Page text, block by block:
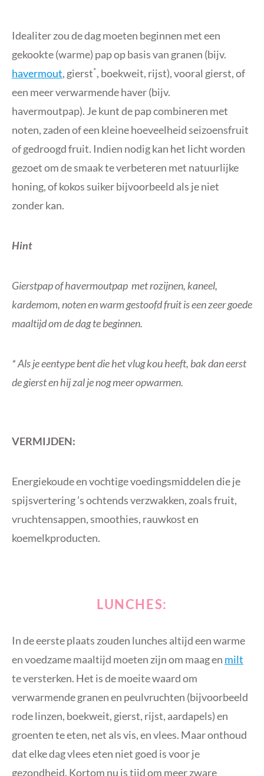
Idealiter zou de dag moeten beginnen met een
gekookte (warme) pap op basis van granen (bijv.
havermout, gierst*, boekweit, rijst), vooral gierst, of
een meer verwarmende haver (bijv.
havermoutpap). Je kunt de pap combineren met
noten, zaden of een kleine hoeveelheid seizoensfruit
of gedroogd fruit. Indien nodig kan het licht worden
gezoet om de smaak te verbeteren met natuurlijke
honing, of kokos suiker bijvoorbeeld als je niet
zonder kan.
Hint
Gierstpap of havermoutpap met rozijnen, kaneel,
kardemom, noten en warm gestoofd fruit is een zeer goede
maaltijd om de dag te beginnen.
* Als je eentype bent die het vlug kou heeft, bak dan eerst
de gierst en hij zal je nog meer opwarmen.
VERMIJDEN:
Energiekoude en vochtige voedingsmiddelen die je
spijsvertering ’s ochtends verzwakken, zoals fruit,
vruchtensappen, smoothies, rauwkost en
koemelkproducten.
LUNCHES:
In de eerste plaats zouden lunches altijd een warme
en voedzame maaltijd moeten zijn om maag en milt
te versterken. Het is de moeite waard om
verwarmende granen en peulvruchten (bijvoorbeeld
rode linzen, boekweit, gierst, rijst, aardapels) en
groenten te eten, net als vis, en vlees. Maar onthoud
dat elke dag vlees eten niet goed is voor je
gezondheid. Kortom nu is tijd om meer zware